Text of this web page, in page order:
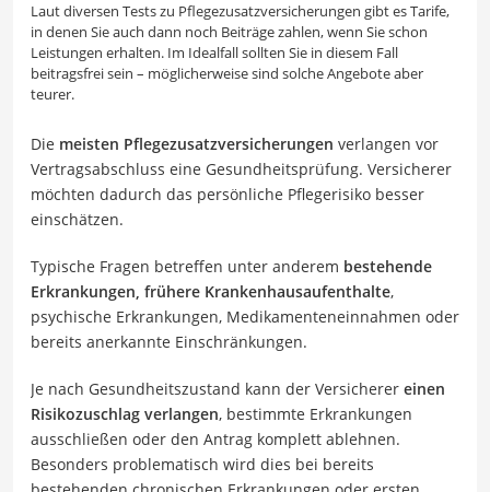
Laut diversen Tests zu Pflegezusatzversicherungen gibt es Tarife,
in denen Sie auch dann noch Beiträge zahlen, wenn Sie schon
Leistungen erhalten. Im Idealfall sollten Sie in diesem Fall
beitragsfrei sein – möglicherweise sind solche Angebote aber
teurer.
Die meisten Pflegezusatzversicherungen verlangen vor
Vertragsabschluss eine Gesundheitsprüfung. Versicherer
möchten dadurch das persönliche Pflegerisiko besser
einschätzen.
Typische Fragen betreffen unter anderem bestehende
Erkrankungen, frühere Krankenhausaufenthalte,
psychische Erkrankungen, Medikamenteneinnahmen oder
bereits anerkannte Einschränkungen.
Je nach Gesundheitszustand kann der Versicherer einen
Risikozuschlag verlangen, bestimmte Erkrankungen
ausschließen oder den Antrag komplett ablehnen.
Besonders problematisch wird dies bei bereits